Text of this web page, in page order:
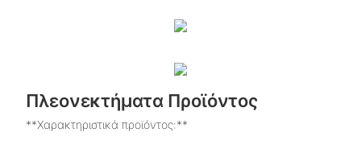
Πλεονεκτήματα Προϊόντος
**Χαρακτηριστικά προϊόντος:**